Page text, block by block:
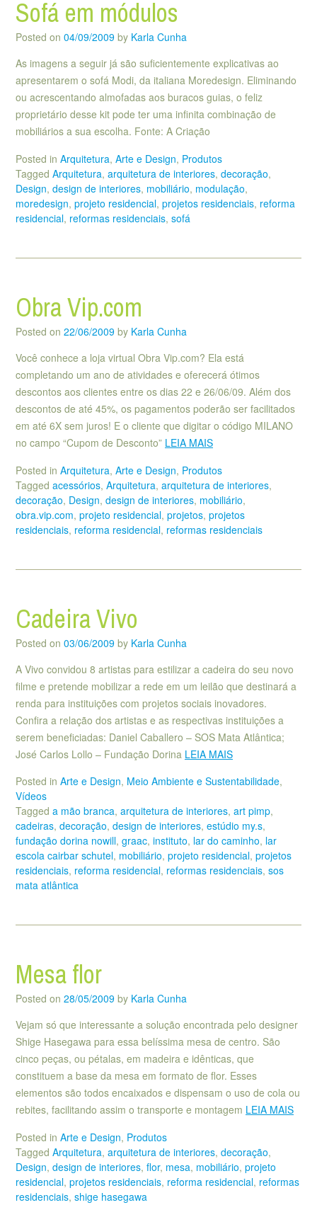
Sofá em módulos
Posted on 04/09/2009 by Karla Cunha
As imagens a seguir já são suficientemente explicativas ao
apresentarem o sofá Modi, da italiana Moredesign. Eliminando
ou acrescentando almofadas aos buracos guias, o feliz
proprietário desse kit pode ter uma infinita combinação de
mobiliários a sua escolha. Fonte: A Criação
Posted in Arquitetura, Arte e Design, Produtos
Tagged Arquitetura, arquitetura de interiores, decoração,
Design, design de interiores, mobiliário, modulação,
moredesign, projeto residencial, projetos residenciais, reforma
residencial, reformas residenciais, sofá
Obra Vip.com
Posted on 22/06/2009 by Karla Cunha
Você conhece a loja virtual Obra Vip.com? Ela está
completando um ano de atividades e oferecerá ótimos
descontos aos clientes entre os dias 22 e 26/06/09. Além dos
descontos de até 45%, os pagamentos poderão ser facilitados
em até 6X sem juros! E o cliente que digitar o código MILANO
no campo “Cupom de Desconto” LEIA MAIS
Posted in Arquitetura, Arte e Design, Produtos
Tagged acessórios, Arquitetura, arquitetura de interiores,
decoração, Design, design de interiores, mobiliário,
obra.vip.com, projeto residencial, projetos, projetos
residenciais, reforma residencial, reformas residenciais
Cadeira Vivo
Posted on 03/06/2009 by Karla Cunha
A Vivo convidou 8 artistas para estilizar a cadeira do seu novo
filme e pretende mobilizar a rede em um leilão que destinará a
renda para instituições com projetos sociais inovadores.
Confira a relação dos artistas e as respectivas instituições a
serem beneficiadas: Daniel Caballero – SOS Mata Atlântica;
José Carlos Lollo – Fundação Dorina LEIA MAIS
Posted in Arte e Design, Meio Ambiente e Sustentabilidade,
Vídeos
Tagged a mão branca, arquitetura de interiores, art pimp,
cadeiras, decoração, design de interiores, estúdio my.s,
fundação dorina nowill, graac, instituto, lar do caminho, lar
escola cairbar schutel, mobiliário, projeto residencial, projetos
residenciais, reforma residencial, reformas residenciais, sos
mata atlântica
Mesa flor
Posted on 28/05/2009 by Karla Cunha
Vejam só que interessante a solução encontrada pelo designer
Shige Hasegawa para essa belíssima mesa de centro. São
cinco peças, ou pétalas, em madeira e idênticas, que
constituem a base da mesa em formato de flor. Esses
elementos são todos encaixados e dispensam o uso de cola ou
rebites, facilitando assim o transporte e montagem LEIA MAIS
Posted in Arte e Design, Produtos
Tagged Arquitetura, arquitetura de interiores, decoração,
Design, design de interiores, flor, mesa, mobiliário, projeto
residencial, projetos residenciais, reforma residencial, reformas
residenciais, shige hasegawa